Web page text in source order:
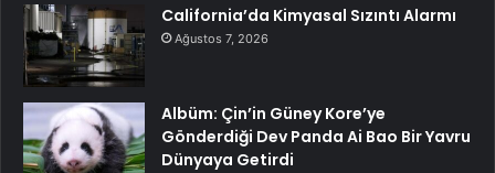
California’da Kimyasal Sızıntı Alarmı
Ağustos 7, 2026
Albüm: Çin’in Güney Kore’ye
Gönderdiği Dev Panda Ai Bao Bir Yavru
Dünyaya Getirdi